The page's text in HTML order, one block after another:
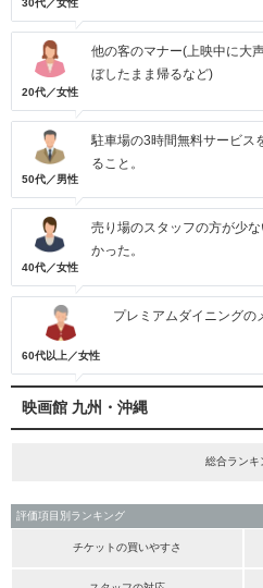
30代／女性
20代／女性
他の客のマナー(上映中に大
ぼしたまま帰るなど)
50代／男性
駐車場の3時間無料サービス
ること。
40代／女性
売り場のスタッフの方が少
かった。
60代以上／女性
プレミアムダイニングの
映画館 九州・沖縄
総合ランキ
評価項目別ランキング
チケットの買いやすさ